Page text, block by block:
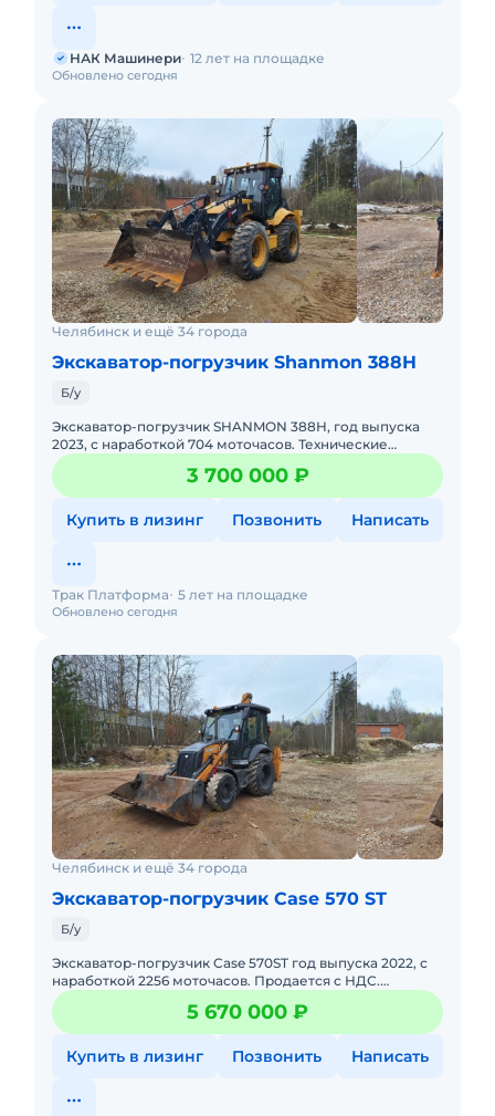
Обновлено сегодня
НАК Машинери 12 лет на площадке
Челябинск и ещё 34 города
Экскаватор-погрузчик Shanmon 388H
Б/у
Экскаватор-погрузчик SHANMON 388H, год выпуска
2023, с наработкой 704 моточасов. Технические
характеристики:Грузоподъёмность - 2500 кгОбъём
ковша погрузчика - 13 700 000 ₽
Купить в лизинг Позвонить Написать
Обновлено сегодня
Трак Платформа 5 лет на площадке
Челябинск и ещё 34 города
Экскаватор-погрузчик Case 570 ST
Б/у
Экскаватор-погрузчик Case 570ST год выпуска 2022, с
наработкой 2256 моточасов. Продается с НДС.
Юридическая чистота сделки. Возможно оформить в
кредит/лизинг. Т
5 670 000 ₽
Купить в лизинг Позвонить Написать